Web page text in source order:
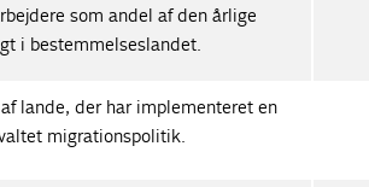
som andel af den årlige
i bestemmelseslandet.
lande, der har implementeret en
migrationspolitik.